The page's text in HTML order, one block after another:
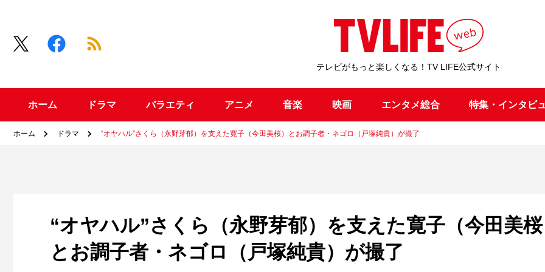
テレビがもっと楽しくなる！TV LIFE公式サイト
ホーム ドラマ バラエティ アニメ 音楽 映画 エンタメ総合 特集・インタビ
ホーム ドラマ “オヤハル”さくら（永野芽郁）を支えた寛子（今田美桜）とお調子者・ネゴロ（戸塚純貴）が撮了
“オヤハル”さくら（永野芽郁）を支えた寛子（今田美
とお調子者・ネゴロ（戸塚純貴）が撮了